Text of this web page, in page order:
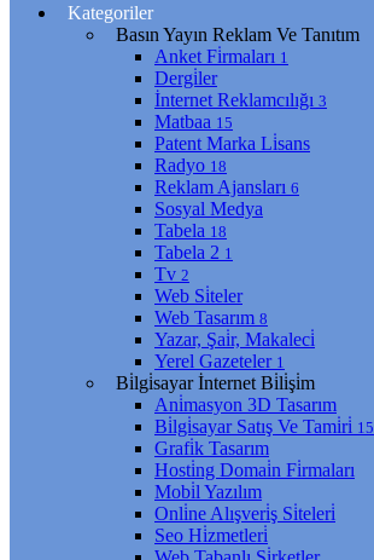
Kategoriler
Basın Yayın Reklam Ve Tanıtım
Anket Fi̇rmaları 1
Dergi̇ler
İnternet Reklamcılığı 3
Matbaa 15
Patent Marka Li̇sans
Radyo 18
Reklam Ajansları 6
Sosyal Medya
Tabela 18
Tabela 2 1
Tv 2
Web Si̇teler
Web Tasarım 8
Yazar, Şai̇r, Makaleci̇
Yerel Gazeteler 1
Bi̇lgi̇sayar İnternet Bi̇li̇şi̇m
Ani̇masyon 3D Tasarım
Bi̇lgi̇sayar Satış Ve Tami̇ri̇ 15
Grafi̇k Tasarım
Hosti̇ng Domai̇n Fi̇rmaları
Mobi̇l Yazılım
Onli̇ne Alışveri̇ş Si̇teleri̇
Seo Hi̇zmetleri̇